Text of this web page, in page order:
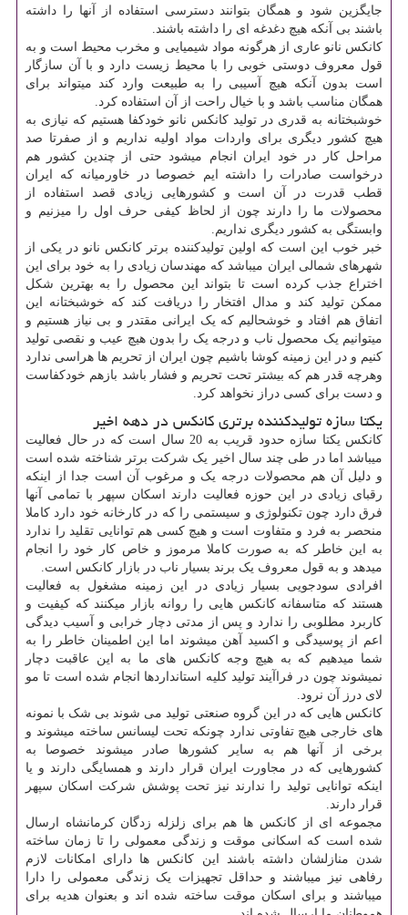
جایگزین شود و همگان بتوانند دسترسی استفاده از آنها را داشته
باشند بی آنکه هیچ دغدغه ای را داشته باشند.
کانکس نانو عاری از هرگونه مواد شیمیایی و مخرب محیط است و به
قول معروف دوستی خوبی را با محیط زیست دارد و با آن سازگار
است بدون آنکه هیچ آسیبی را به طبیعت وارد کند میتواند برای
همگان مناسب باشد و با خیال راحت از آن استفاده کرد.
خوشبختانه به قدری در تولید کانکس نانو خودکفا هستیم که نیازی به
هیچ کشور دیگری برای واردات مواد اولیه نداریم و از صفرتا صد
مراحل کار در خود ایران انجام میشود حتی از چندین کشور هم
درخواست صادرات را داشته ایم خصوصا در خاورمیانه که ایران
قطب قدرت در آن است و کشورهایی زیادی قصد استفاده از
محصولات ما را دارند چون از لحاظ کیفی حرف اول را میزنیم و
وابستگی به کشور دیگری نداریم.
خبر خوب این است که اولین تولیدکننده برتر کانکس نانو در یکی از
شهرهای شمالی ایران میباشد که مهندسان زیادی را به خود برای این
اختراع جذب کرده است تا بتواند این محصول را به بهترین شکل
ممکن تولید کند و مدال افتخار را دریافت کند که خوشبختانه این
اتفاق هم افتاد و خوشحالیم که یک ایرانی مقتدر و بی نیاز هستیم و
میتوانیم یک محصول ناب و درجه یک را بدون هیچ عیب و نقصی تولید
کنیم و در این زمینه کوشا باشیم چون ایران از تحریم ها هراسی ندارد
وهرچه قدر هم که بیشتر تحت تحریم و فشار باشد بازهم خودکفاست
و دست برای کسی دراز نخواهد کرد.
یکتا سازه تولیدکننده برتری کانکس در دهه اخیر
کانکس یکتا سازه حدود قریب به 20 سال است که در حال فعالیت
میباشد اما در طی چند سال اخیر یک شرکت برتر شناخته شده است
و دلیل آن هم محصولات درجه یک و مرغوب آن است جدا از اینکه
رقبای زیادی در این حوزه فعالیت دارند اسکان سپهر با تمامی آنها
فرق دارد چون تکنولوژی و سیستمی را که در کارخانه خود دارد کاملا
منحصر به فرد و متفاوت است و هیچ کسی هم توانایی تقلید را ندارد
به این خاطر که به صورت کاملا مرموز و خاص کار خود را انجام
میدهد و به قول معروف یک برند بسیار ناب در بازار کانکس است.
افرادی سودجویی بسیار زیادی در این زمینه مشغول به فعالیت
هستند که متاسفانه کانکس هایی را روانه بازار میکنند که کیفیت و
کاربرد مطلوبی را ندارد و پس از مدتی دچار خرابی و آسیب دیدگی
اعم از پوسیدگی و اکسید آهن میشوند اما این اطمینان خاطر را به
شما میدهیم که به هیچ وجه کانکس های ما به این عاقبت دچار
نمیشوند چون در فراآیند تولید کلیه استانداردها انجام شده است تا مو
لای درز آن نرود.
کانکس هایی که در این گروه صنعتی تولید می شوند بی شک با نمونه
های خارجی هیچ تفاوتی ندارد چونکه تحت لیسانس ساخته میشوند و
برخی از آنها هم به سایر کشورها صادر میشوند خصوصا به
کشورهایی که در مجاورت ایران قرار دارند و همسایگی دارند و یا
اینکه توانایی تولید را ندارند نیز تحت پوشش شرکت اسکان سپهر
قرار دارند.
مجموعه ای از کانکس ها هم برای زلزله زدگان کرمانشاه ارسال
شده است که اسکانی موقت و زندگی معمولی را تا زمان ساخته
شدن منازلشان داشته باشند این کانکس ها دارای امکانات لازم
رفاهی نیز میباشند و حداقل تجهیزات یک زندگی معمولی را دارا
میباشند و برای اسکان موقت ساخته شده اند و بعنوان هدیه برای